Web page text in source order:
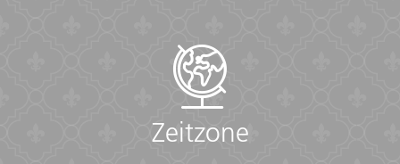
Zeitzone